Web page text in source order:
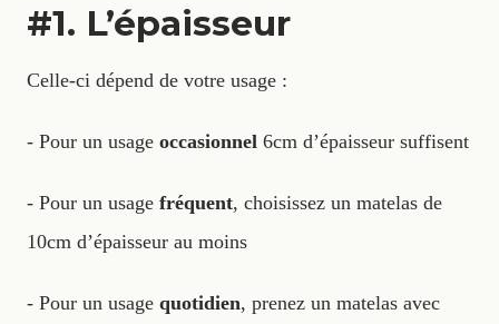
#1. L’épaisseur
Celle-ci dépend de votre usage :
- Pour un usage occasionnel 6cm d’épaisseur suffisent
- Pour un usage fréquent, choisissez un matelas de
10cm d’épaisseur au moins
- Pour un usage quotidien, prenez un matelas avec